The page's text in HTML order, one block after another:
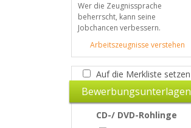
Wer die Zeugnissprache
beherrscht, kann seine
Jobchancen verbessern.
Arbeitszeugnisse verstehen
Auf die Merkliste setzen
Bewerbungsunterlagen
CD-/ DVD-Rohlinge